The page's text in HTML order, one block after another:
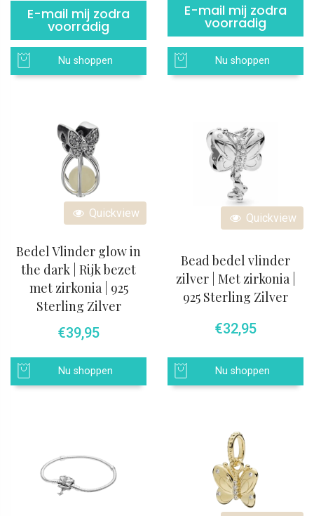
E-mail mij zodra
voorradig
Nu shoppen
E-mail mij zodra
voorradig
Nu shoppen
Quickview
Bedel Vlinder glow in
the dark | Rijk bezet
met zirkonia | 925
Sterling Zilver
€39,95
Nu shoppen
Quickview
Bead bedel vlinder
zilver | Met zirkonia |
925 Sterling Zilver
€32,95
Nu shoppen